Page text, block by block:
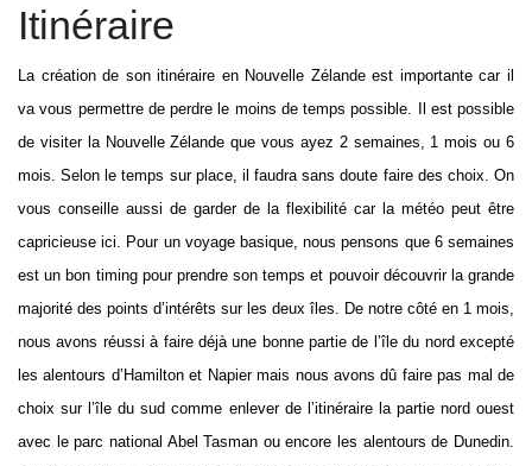
Itinéraire
La création de son itinéraire en Nouvelle Zélande est importante car il
va vous permettre de perdre le moins de temps possible. Il est possible
de visiter la Nouvelle Zélande que vous ayez 2 semaines, 1 mois ou 6
mois. Selon le temps sur place, il faudra sans doute faire des choix. On
vous conseille aussi de garder de la flexibilité car la météo peut être
capricieuse ici. Pour un voyage basique, nous pensons que 6 semaines
est un bon timing pour prendre son temps et pouvoir découvrir la grande
majorité des points d’intérêts sur les deux îles. De notre côté en 1 mois,
nous avons réussi à faire déjà une bonne partie de l’île du nord excepté
les alentours d’Hamilton et Napier mais nous avons dû faire pas mal de
choix sur l’île du sud comme enlever de l’itinéraire la partie nord ouest
avec le parc national Abel Tasman ou encore les alentours de Dunedin.